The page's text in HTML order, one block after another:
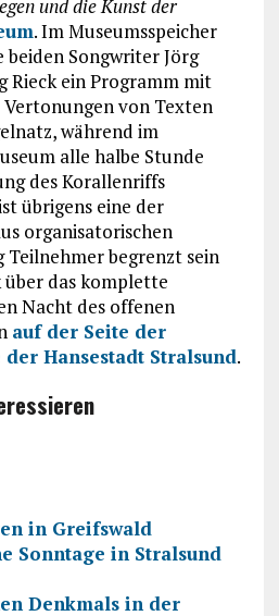
und die Kunst der
. Im Museumsspeicher
Songwriter Jörg
Rieck ein Programm mit
von Texten
während im
alle halbe Stunde
des Korallenriffs
übrigens eine der
organisatorischen
Teilnehmer begrenzt sein
über das komplette
Nacht des offenen
auf der Seite der
Hansestadt Stralsund.
in Greifswald
Sonntage in Stralsund
Denkmals in der